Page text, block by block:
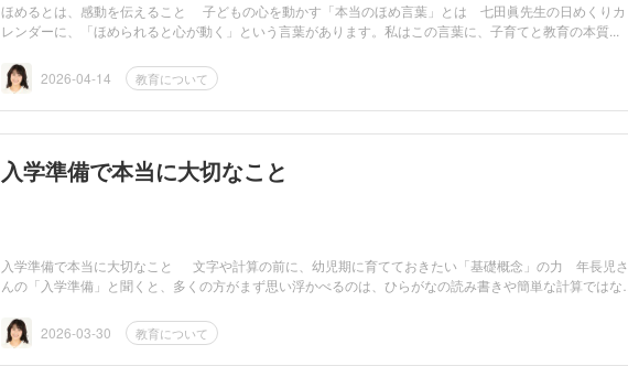
ほめるとは、感動を伝えること 子どもの心を動かす「本当のほめ言葉」とは 七田眞先生の日めくりカ
レンダーに、「ほめられると心が動く」という言葉があります。私はこの言葉に、子育てと教育の本質...
2026-04-14 教育について
入学準備で本当に大切なこと
入学準備で本当に大切なこと 文字や計算の前に、幼児期に育てておきたい「基礎概念」の力 年長児さ
んの「入学準備」と聞くと、多くの方がまず思い浮かべるのは、ひらがなの読み書きや簡単な計算ではな
2026-03-30
教育について